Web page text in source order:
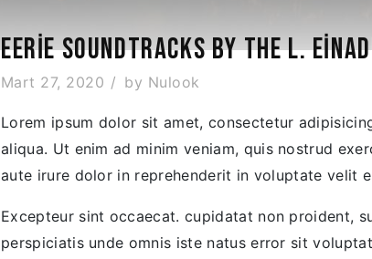
EERIE SOUNDTRACKS BY THE L.
Mart 27, 2020 by Nulook
Lorem ipsum dolor sit amet, consectetur
aliqua. Ut enim ad minim veniam, quis nostrud
aute irure dolor in reprehenderit in voluptate velit
Excepteur sint occaecat. cupidatat non proident,
perspiciatis unde omnis iste natus error sit